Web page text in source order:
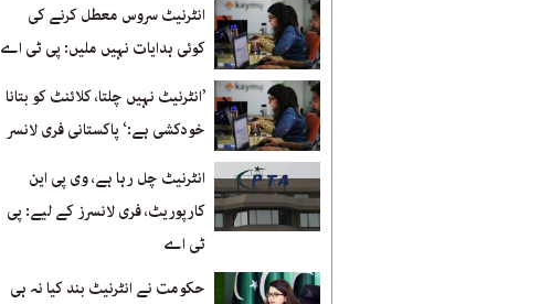
انٹرنیٹ سروس معطل کرنے کی
کوئی ہدایات نہیں ملیں: پی ٹی اے
’انٹرنیٹ نہیں چلتا، کلائنٹ کو بتانا
خودکشی ہے:‘ پاکستانی فری لانسر
انٹرنیٹ چل رہا ہے، وی پی این
کارپوریٹ، فری لانسرز کے لیے: پی
ٹی اے
حکومت نے انٹرنیٹ بند کیا نہ ہی